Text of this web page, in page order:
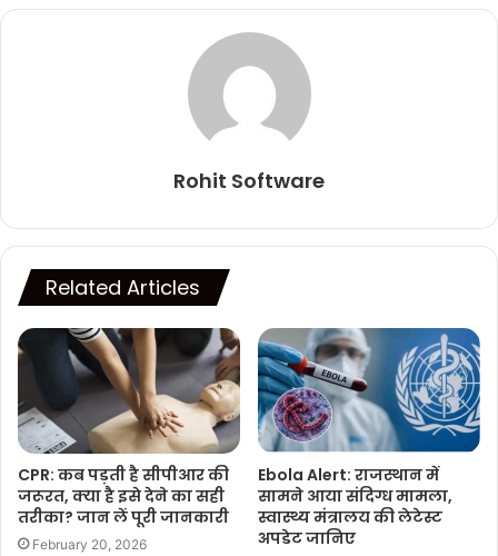
Rohit Software
Related Articles
CPR: कब पड़ती है सीपीआर की
जरूरत, क्या है इसे देने का सही
तरीका? जान लें पूरी जानकारी
February 20, 2026
Ebola Alert: राजस्थान में
सामने आया संदिग्ध मामला,
स्वास्थ्य मंत्रालय की लेटेस्ट
अपडेट जानिए